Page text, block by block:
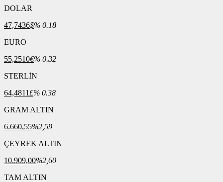
DOLAR
47,7436$% 0.18
EURO
55,2510€% 0.32
STERLİN
64,4811£% 0.38
GRAM ALTIN
6.660,55%2,59
ÇEYREK ALTIN
10.909,00%2,60
TAM ALTIN